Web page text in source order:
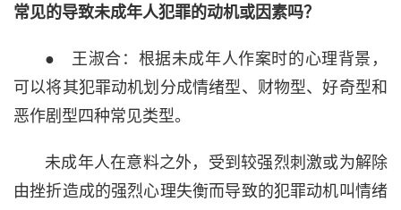
常见的导致未成年人犯罪的动机或因素吗？
● 王淑合：根据未成年人作案时的心理背景，
可以将其犯罪动机划分成情绪型、财物型、好奇型和
恶作剧型四种常见类型。
未成年人在意料之外，受到较强烈刺激或为解除
由挫折造成的强烈心理失衡而导致的犯罪动机叫情绪